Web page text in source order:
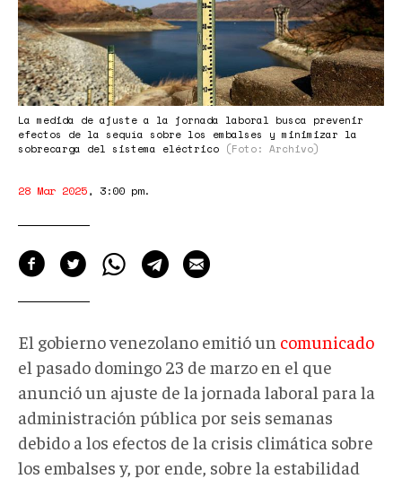
La medida de ajuste a la jornada laboral busca prevenir
efectos de la sequía sobre los embalses y minimizar la
sobrecarga del sistema eléctrico (Foto: Archivo)
28 Mar 2025, 3:00 pm.
El gobierno venezolano emitió un comunicado
el pasado domingo 23 de marzo en el que
anunció un ajuste de la jornada laboral para la
administración pública por seis semanas
debido a los efectos de la crisis climática sobre
los embalses y, por ende, sobre la estabilidad